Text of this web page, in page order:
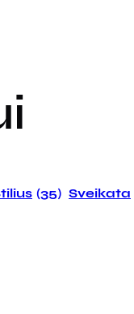
(35) Sveikata